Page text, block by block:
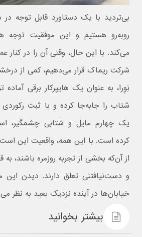
بی‌تردید با یک دستاورد قابل توجه در
روبه‌رو هستیم و این موفقیت توجه
می‌کند. با این حال، وقتی آن را در کنار
شرکت ریماک قرار می‌دهیم، کمی از
نِوِرا، به‌ عنوان یک هایپرکار برقی
شتاب را جابه‌جا کرده و با ثبت
یک‌ چهارم مایل و شتابی چشمگیر،
کرده است. با این همه، واقعیت این
از آن‌که بخشی از تجربه روزمره باشند، به
و دست‌نیافتنی تعلق دارند. دیدن
خیابان‌ها در آینده نزدیک بعید به نظر
بیشتر بخوانید